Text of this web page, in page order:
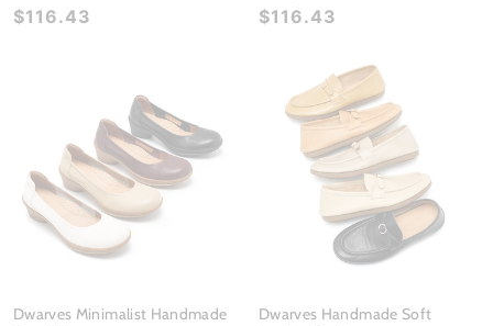
$116.43 $116.43
Dwarves Minimalist Handmade
Dwarves Handmade Soft